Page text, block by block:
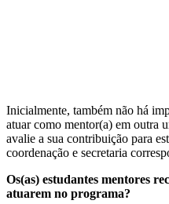
Inicialmente, também não há
atuar como mentor(a) em outra
avalie a sua contribuição para
coordenação e secretaria
Os(as) estudantes mentores
atuarem no programa?